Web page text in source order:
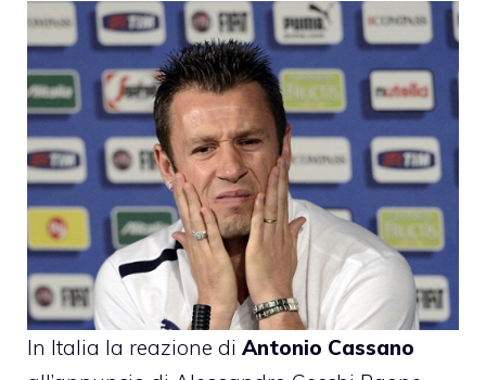
In Italia la reazione di Antonio Cassano